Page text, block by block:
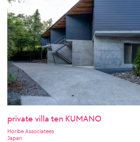
private villa ten KUMANO
Horibe Associatees
Japan